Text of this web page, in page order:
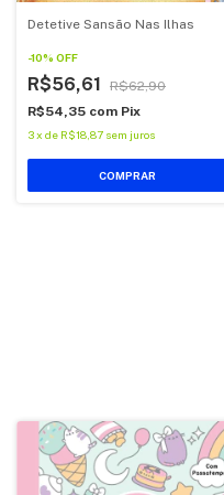
Detetive Sansão Nas Ilhas
-10% OFF
R$56,61
R$62,90
R$54,35 com Pix
3x de R$18,87 sem juros
COMPRAR